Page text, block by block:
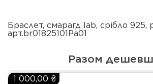
Браслет, смарагд lab, срібло 925,
арт.br01825101Pa01
Разом
1 000,00 ₴